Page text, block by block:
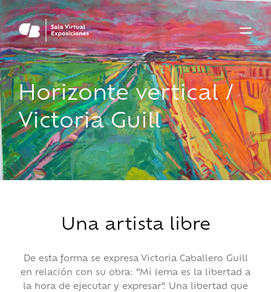
Horizonte vertical /
Victoria Guill
Una artista libre
De esta forma se expresa Victoria Caballero Guill
en relación con su obra: “Mi lema es la libertad a
la hora de ejecutar y expresar”. Una libertad que